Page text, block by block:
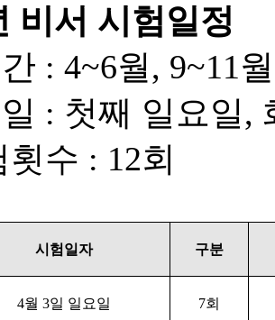
비서 시험일정
: 4~6월, 9~11월
: 첫째 일요일,
수 : 12회
시험일자 구분
4월 3일 일요일 7회